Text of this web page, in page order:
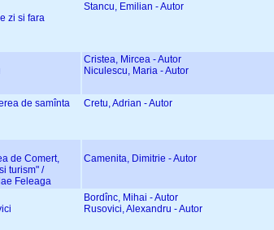
zi si fara
Stancu, Emilian - Autor
Cristea, Mircea - Autor
Niculescu, Maria - Autor
de samînta
Cretu, Adrian - Autor
de Comert,
turism" /
Feleaga
Camenita, Dimitrie - Autor
Bordînc, Mihai - Autor
Rusovici, Alexandru - Autor